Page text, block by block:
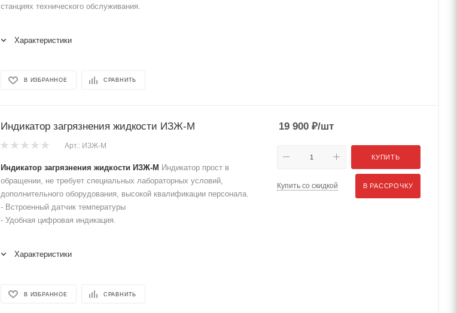
станциях технического обслуживания.
Характеристики
В ИЗБРАННОЕ СРАВНИТЬ
Индикатор загрязнения жидкости ИЗЖ-М
Арт.: ИЗЖ-М
Индикатор загрязнения жидкости ИЗЖ-М Индикатор прост в
обращении, не требует специальных лабораторных условий,
дополнительного оборудования, высокой квалификации персонала.
- Встроенный датчик температуры
- Удобная цифровая индикация.
Характеристики
В ИЗБРАННОЕ СРАВНИТЬ
19 900 ₽/шт
КУПИТЬ
Купить со скидкой В РАССРОЧКУ